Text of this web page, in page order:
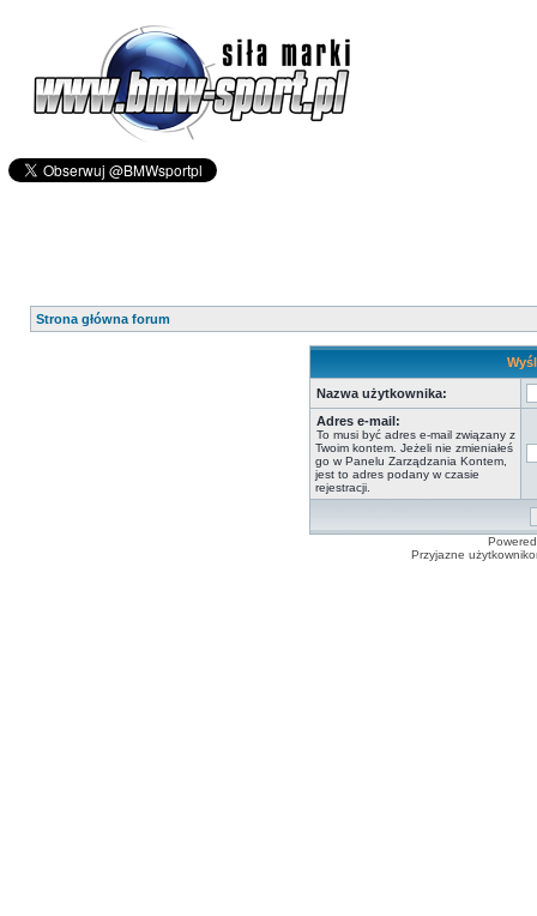
Strona główna forum
Nazwa użytkownika:
Adres e-mail:
To musi być adres e-mail związany z
Twoim kontem. Jeżeli nie zmieniałeś
go w Panelu Zarządzania Kontem,
jest to adres podany w czasie
rejestracji.
Przyjazne